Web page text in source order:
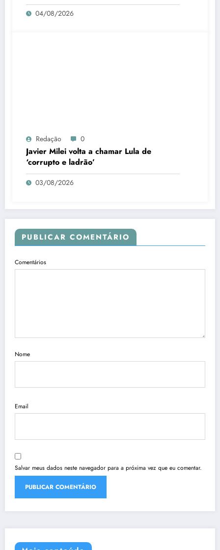
04/08/2026
Redação 0
Javier Milei volta a chamar Lula de
‘corrupto e ladrão’
03/08/2026
PUBLICAR COMENTÁRIO
Comentários
Nome
Email
Salvar meus dados neste navegador para a próxima vez que eu comentar.